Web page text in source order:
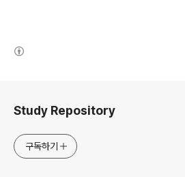
Study Repository
구독하기